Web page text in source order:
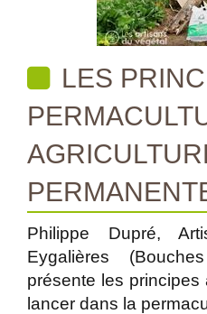
LES
Philippe Dupré,
Eygalières
présente les
lancer dans la